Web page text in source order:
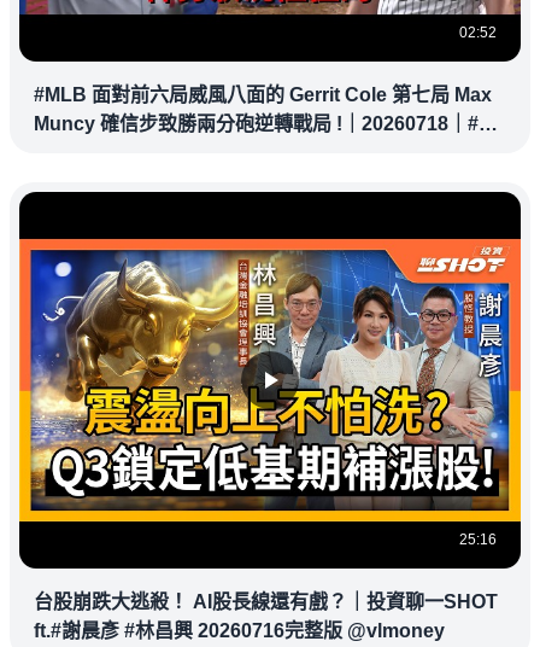
02:52
#MLB 面對前六局威風八面的 Gerrit Cole 第七局 Max
Muncy 確信步致勝兩分砲逆轉戰局 !｜20260718｜#洛
25:16
台股崩跌大逃殺！ AI股長線還有戲？｜投資聊一SHOT
ft.#謝晨彥 #林昌興 20260716完整版 @vlmoney